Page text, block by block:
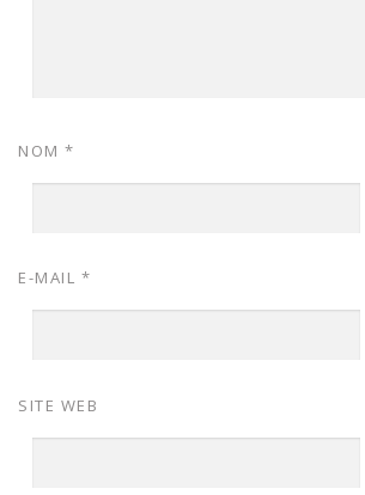
NOM *
E-MAIL *
SITE WEB